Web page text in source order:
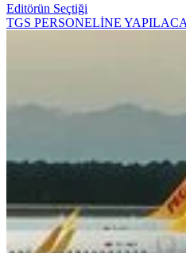
Editörün Seçtiği
TGS PERSONELİNE